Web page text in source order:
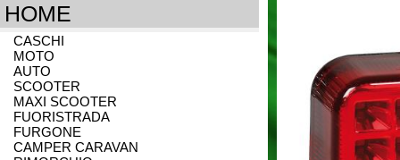
EMAIL
PASSWORD
EMAIL
EMAIL (conf.)
PASSWORD
EMAIL
HOME
CASCHI
MOTO
AUTO
SCOOTER
MAXI SCOOTER
FUORISTRADA
FURGONE
CAMPER CARAVAN